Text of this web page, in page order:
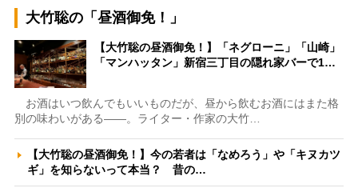
大竹聡の「昼酒御免！」
【大竹聡の昼酒御免！】「ネグローニ」「山崎」
「マンハッタン」新宿三丁目の隠れ家バーで1…
お酒はいつ飲んでもいいものだが、昼から飲むお酒にはまた格
別の味わいがある――。ライター・作家の大竹…
【大竹聡の昼酒御免！】今の若者は「なめろう」や「キヌカツ
ギ」を知らないって本当？ 昔の…